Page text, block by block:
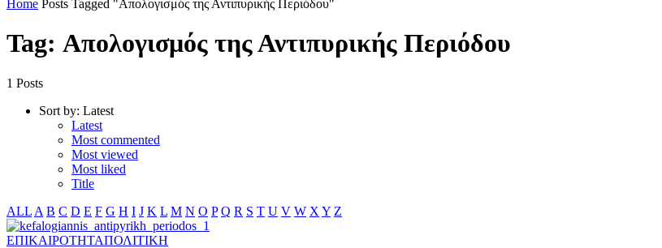
Home Posts Tagged "Απολογισμός της Αντιπυρικής Περιόδου"
Tag: Απολογισμός της Αντιπυρικής Περιόδου
1 Posts
Sort by: Latest
Latest
Most commented
Most viewed
Most liked
Title
ALL A B C D E F G H I J K L M N O P Q R S T U V W X Y Z
ΕΠΙΚΑΙΡΟΤΗΤΑΠΟΛΙΤΙΚΗ